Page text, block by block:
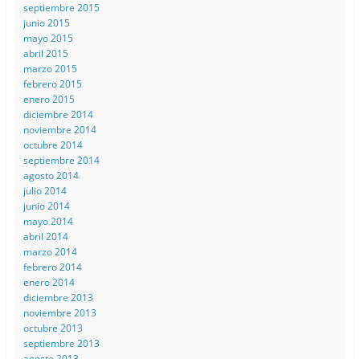
septiembre 2015
junio 2015
mayo 2015
abril 2015
marzo 2015
febrero 2015
enero 2015
diciembre 2014
noviembre 2014
octubre 2014
septiembre 2014
agosto 2014
julio 2014
junio 2014
mayo 2014
abril 2014
marzo 2014
febrero 2014
enero 2014
diciembre 2013
noviembre 2013
octubre 2013
septiembre 2013